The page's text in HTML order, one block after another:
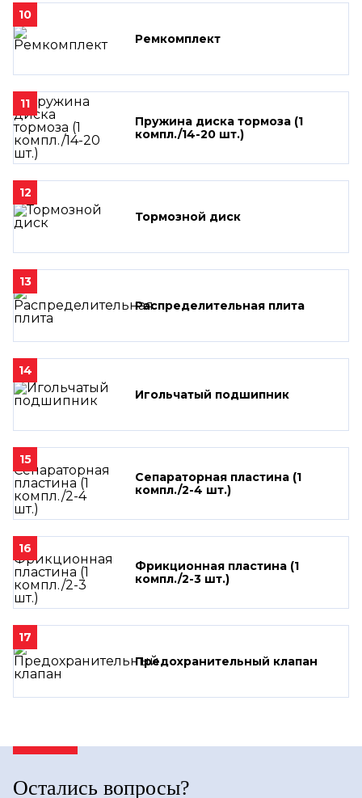
10
Ремкомплект
11
Пружина диска тормоза (1
компл./14-20 шт.)
12
Тормозной диск
13
Распределительная плита
14
Игольчатый подшипник
15
Сепараторная пластина (1
компл./2-4 шт.)
16
Фрикционная пластина (1
компл./2-3 шт.)
17
Предохранительный клапан
Остались вопросы?